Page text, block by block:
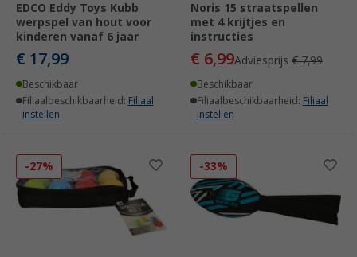
EDCO Eddy Toys Kubb
werpspel van hout voor
kinderen vanaf 6 jaar
€ 17,99
Beschikbaar
Filiaalbeschikbaarheid: Filiaal
instellen
Noris 15 straatspellen
met 4 krijtjes en
instructies
€ 6,99Adviesprijs € 7,99
Beschikbaar
Filiaalbeschikbaarheid: Filiaal
instellen
-27% -33%